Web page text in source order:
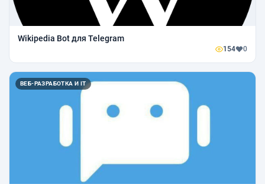
Wikipedia Bot для Telegram
154 0
ВЕБ-РАЗРАБОТКА И IT